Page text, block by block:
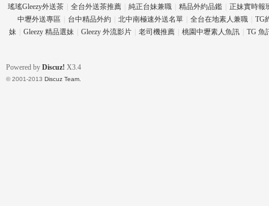
瑤瑤Gleezy外送茶 全台外送茶推薦 純正台妹兼職 精品外約品鑑
正妹實時報
中壢外送專區
台中精品外約 北中南極速外送名單 全台在地素人兼職
TG
妹
Gleezy 精品選妹 Gleezy 外流影片 老司機推薦 桃園中壢素人魚訊 TG 魚
Powered by Discuz! X3.4
© 2001-2013 Discuz Team.